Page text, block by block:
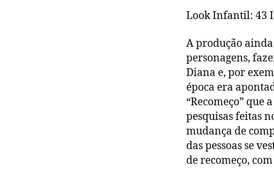
Look Infantil: 43
A produção
personagens,
Diana e, por
época era
“Recomeço” que
pesquisas feitas
mudança de
das pessoas se
de recomeço,